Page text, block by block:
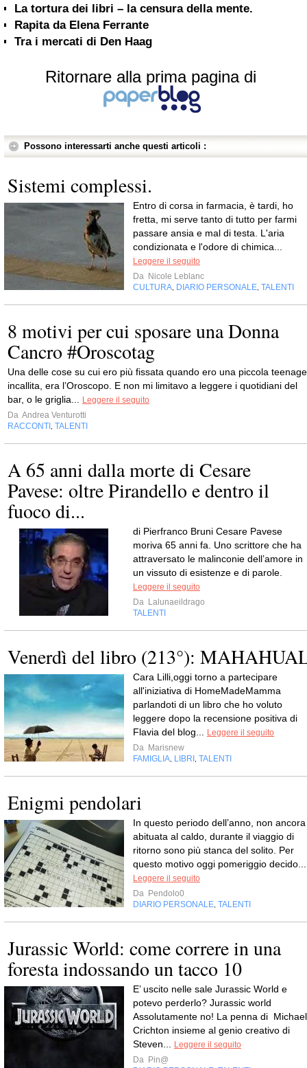
La tortura dei libri – la censura della mente.
Rapita da Elena Ferrante
Tra i mercati di Den Haag
Ritornare alla prima pagina di
Possono interessarti anche questi articoli :
Sistemi complessi.
Entro di corsa in farmacia, è tardi, ho
fretta, mi serve tanto di tutto per farmi
passare ansia e mal di testa. L'aria
condizionata e l'odore di chimica...
Leggere il seguito
Da Nicole Leblanc
CULTURA, DIARIO PERSONALE, TALENTI
8 motivi per cui sposare una Donna
Cancro #Oroscotag
Una delle cose su cui ero più fissata quando ero una piccola
incallita, era l’Oroscopo. E non mi limitavo a leggere i quotidiani del
bar, o le griglia... Leggere il seguito
Da Andrea Venturotti
RACCONTI , TALENTI
A 65 anni dalla morte di Cesare
Pavese: oltre Pirandello e dentro il
fuoco di...
di Pierfranco Bruni Cesare Pavese
moriva 65 anni fa. Uno scrittore che ha
attraversato le malinconie dell’amore in
un vissuto di esistenze e di parole.
Leggere il seguito
Da Lalunaeildrago
TALENTI
Venerdì del libro (213°):
Cara Lilli,oggi torno a partecipare
all'iniziativa di HomeMadeMamma
parlandoti di un libro che ho voluto
leggere dopo la recensione positiva di
Flavia del blog... Leggere il seguito
Da Marisnew
FAMIGLIA, LIBRI , TALENTI
Enigmi pendolari
In questo periodo dell’anno, non ancora
abituata al caldo, durante il viaggio di
ritorno sono più stanca del solito. Per
questo motivo oggi pomeriggio decido...
Leggere il seguito
Da Pendolo0
DIARIO PERSONALE, TALENTI
Jurassic World: come correre in una
foresta indossando un tacco 10
E’ uscito nelle sale Jurassic World e
potevo perderlo? Jurassic world
Assolutamente no! La penna di Michael
Crichton insieme al genio creativo di
Steven... Leggere il seguito
Da Pin@